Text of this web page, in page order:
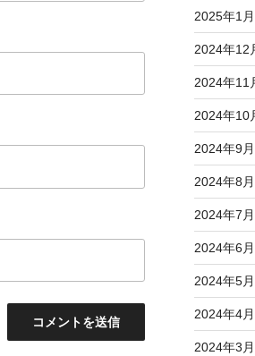
2025年1月
2024年12
2024年11
2024年10
2024年9月
2024年8月
2024年7月
2024年6月
2024年5月
2024年4月
2024年3月